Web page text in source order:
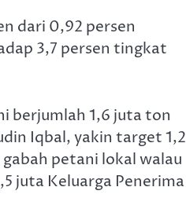
dari 0,92 persen
3,7 persen tingkat
berjumlah 1,6 juta ton
Iqbal, yakin target 1,2
petani lokal walau
juta Keluarga Penerima